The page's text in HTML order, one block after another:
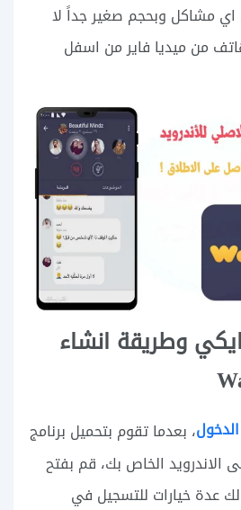
اي مشاكل وبحجم صغير جداً لا
من ميديا فاير من اسفل
وطريقة انشاء
، بعدما تقوم بتحميل برنامج
الاندرويد الخاص بك، قم بفتح
عدة خيارات للتسجيل في